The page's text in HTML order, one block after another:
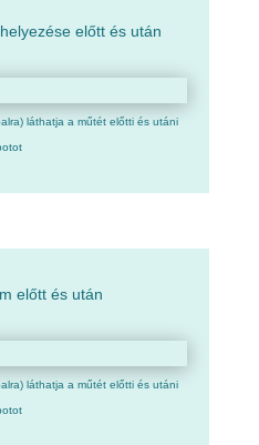
előtt és után
láthatja a műtét előtti és utáni
előtt és után
láthatja a műtét előtti és utáni